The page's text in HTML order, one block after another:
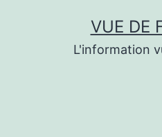
VUE DE
L'information